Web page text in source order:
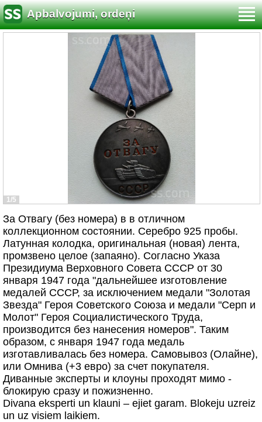
Apbalvojumi, ordeņi
1/5
За Отвагу (без номера) в в отличном
коллекционном состоянии. Серебро 925 пробы.
Латунная колодка, оригинальная (новая) лента,
промзвено целое (запаяно). Согласно Указа
Президиума Верховного Совета СССР от 30
января 1947 года "дальнейшее изготовление
медалей СССР, за исключением медали "Золотая
Звезда" Героя Советского Союза и медали "Серп и
Молот" Героя Социалистического Труда,
производится без нанесения номеров". Таким
образом, с января 1947 года медаль
изготавливалась без номера. Самовывоз (Олайне),
или Омнива (+3 евро) за счет покупателя.
Диванные эксперты и клоуны проходят мимо -
блокирую сразу и пожизненно.
Divana eksperti un klauni – ejiet garam. Blokeju uzreiz
un uz visiem laikiem.